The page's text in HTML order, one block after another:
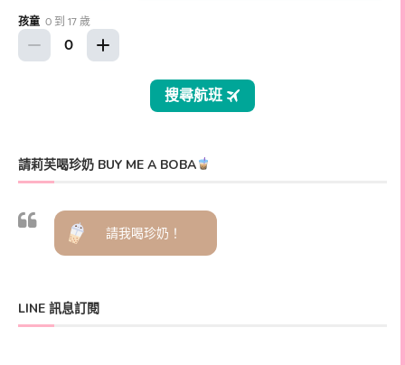
請莉芙喝珍奶 BUY ME A BOBA
請我喝珍奶！
LINE 訊息訂閱